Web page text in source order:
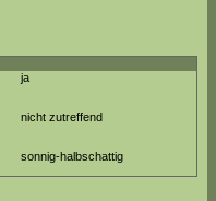
ja
nicht zutreffend
sonnig-halbschattig